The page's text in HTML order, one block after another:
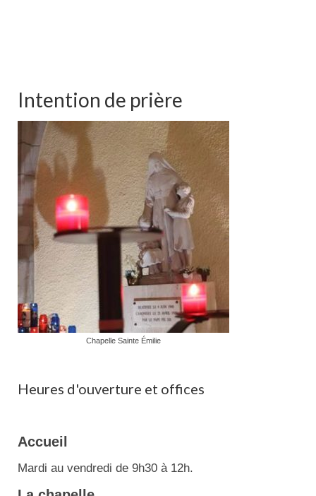
Intention de prière
Chapelle Sainte Émilie
Heures d'ouverture et offices
Accueil
Mardi au vendredi de 9h30 à 12h.